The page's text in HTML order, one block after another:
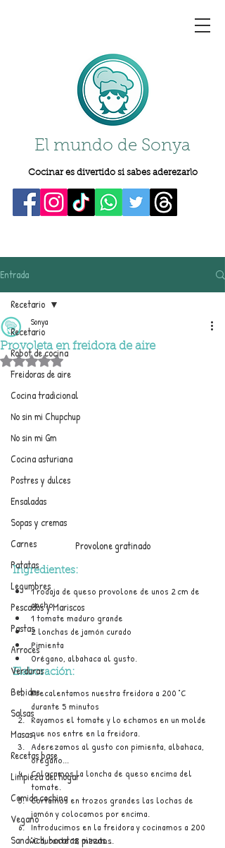
El mundo de Sonya
Cocinar es divertido si sabes aderezarlo
Entrada
Recetario
Robot de cocina
Freidoras de aire
Cocina tradicional
No sin mi Chupchup
No sin mi Gm
Cocina asturiana
Postres y dulces
Ensaladas
Sopas y cremas
Carnes
Patatas
Legumbres
Pescados y Mariscos
Pastas
Arroces
Verduras
Bebidas
Salsas
Masas
Recetas base
Limpieza del hogar
Comida cochina
Vegano
Sandwich, bocatas, pizzas...
Recetario
Provoleta en freidora de aire
Sonya
Obtuvo NaN de 5 estrellas.
Provolone gratinado
Ingredientes:
1 rodaja de queso provolone de unos 2 cm de
ancho
1 tomate maduro grande
2 lonchas de jamón curado
Pimienta
Orégano, albahaca al gusto.
Elaboración:
Precalentamos nuestra freidora a 200 °C
durante 5 minutos
Rayamos el tomate y lo echamos en un molde
que nos entre en la freidora.
Aderezamos al gusto con pimienta, albahaca,
orégano...
Colocamos la loncha de queso encima del
tomate.
Cortamos en trozos grandes las lochas de
jamón y colocamos por encima.
Introducimos en la freidora y cocinamos a 200
°C durante 18 minutos.